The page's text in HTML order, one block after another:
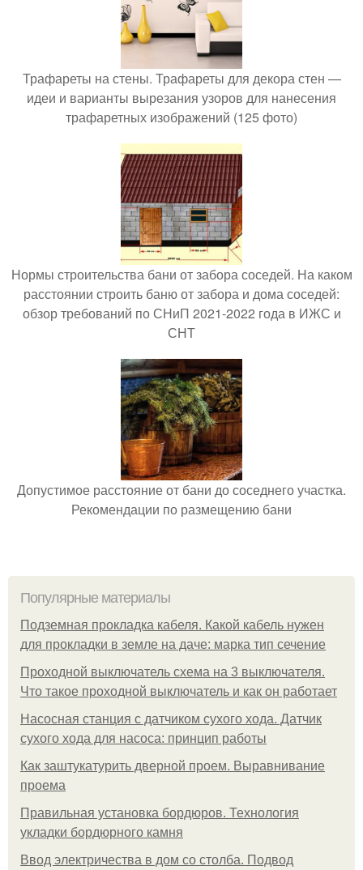
Трафареты на стены. Трафареты для декора стен —
идеи и варианты вырезания узоров для нанесения
трафаретных изображений (125 фото)
Нормы строительства бани от забора соседей. На каком
расстоянии строить баню от забора и дома соседей:
обзор требований по СНиП 2021-2022 года в ИЖС и
СНТ
Допустимое расстояние от бани до соседнего участка.
Рекомендации по размещению бани
Популярные материалы
Подземная прокладка кабеля. Какой кабель нужен
для прокладки в земле на даче: марка тип сечение
Проходной выключатель схема на 3 выключателя.
Что такое проходной выключатель и как он работает
Насосная станция с датчиком сухого хода. Датчик
сухого хода для насоса: принцип работы
Как заштукатурить дверной проем. Выравнивание
проема
Правильная установка бордюров. Технология
укладки бордюрного камня
Ввод электричества в дом со столба. Подвод